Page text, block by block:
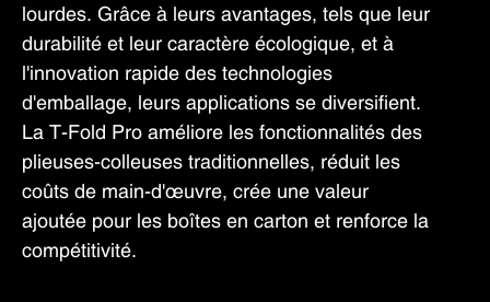
lourdes. Grâce à leurs avantages, tels que leur
durabilité et leur caractère écologique, et à
l'innovation rapide des technologies
d'emballage, leurs applications se diversifient.
La T-Fold Pro améliore les fonctionnalités des
plieuses-colleuses traditionnelles, réduit les
coûts de main-d'œuvre, crée une valeur
ajoutée pour les boîtes en carton et renforce la
compétitivité.